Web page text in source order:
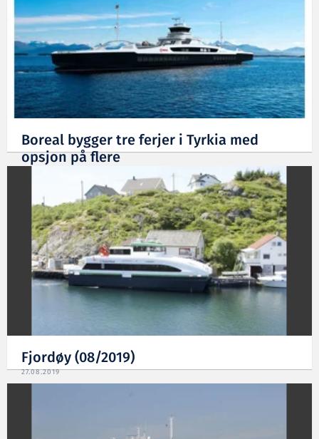
Boreal bygger tre ferjer i Tyrkia med
opsjon på flere
Fjordøy (08/2019)
27.08.2019